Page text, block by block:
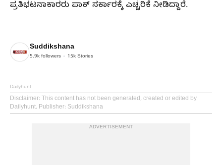
ಪ್ರತಿಭಟನಾಕಾರರು ಪಾಕ್ ಸರ್ಕಾರಕ್ಕೆ ಎಚ್ಚರಿಕೆ ನೀಡಿದ್ದಾರೆ.
Suddikshana
5.9k followers 15k Stories
Dailyhunt
Disclaimer: This content has not been generated, created or edited by
Dailyhunt. Publisher: Suddikshana
ADVERTISEMENT